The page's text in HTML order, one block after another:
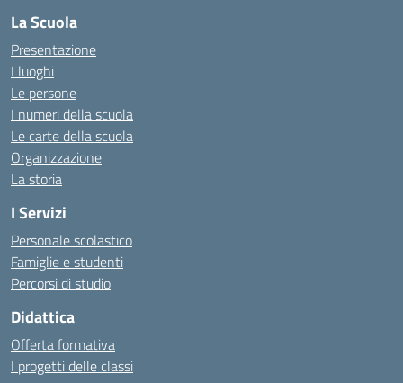
La Scuola
Presentazione
I luoghi
Le persone
I numeri della scuola
Le carte della scuola
Organizzazione
La storia
I Servizi
Personale scolastico
Famiglie e studenti
Percorsi di studio
Didattica
Offerta formativa
I progetti delle classi